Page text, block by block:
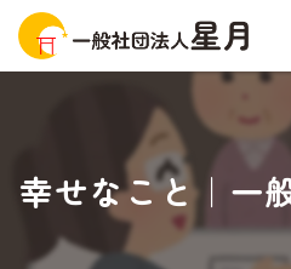
幸せなこと｜一